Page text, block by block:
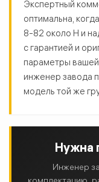
Экспертный
оптимальна,
8-82 около Н и
с гарантией и
параметры
инженер завода
модель той же
Нужна
Инженер